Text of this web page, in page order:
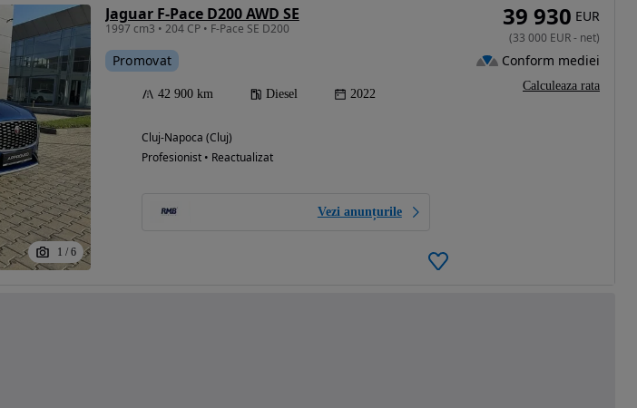
1 / 6
Jaguar F-Pace D200 AWD SE
1997 cm3 • 204 CP • F-Pace SE D200
Promovat
42 900 km Diesel 2022
Cluj-Napoca (Cluj)
Profesionist • Reactualizat
Vezi anunțurile
39 930 EUR
(33 000 EUR- net)
Conform mediei
Calculeaza rata